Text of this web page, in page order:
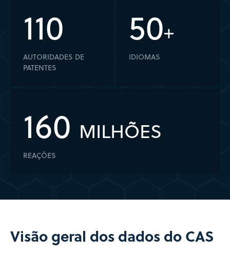
110
AUTORIDADES DE
PATENTES
50+
IDIOMAS
160 MILHÕES
REAÇÕES
Visão geral dos dados do CAS